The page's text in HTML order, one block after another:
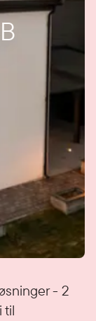
- 2
til